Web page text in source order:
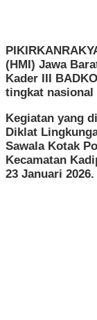
(HMI) Jawa
Kader III
tingkat nasional
Kegiatan yang
Diklat
Sawala Kotak
Kecamatan
23 Januari 2026.